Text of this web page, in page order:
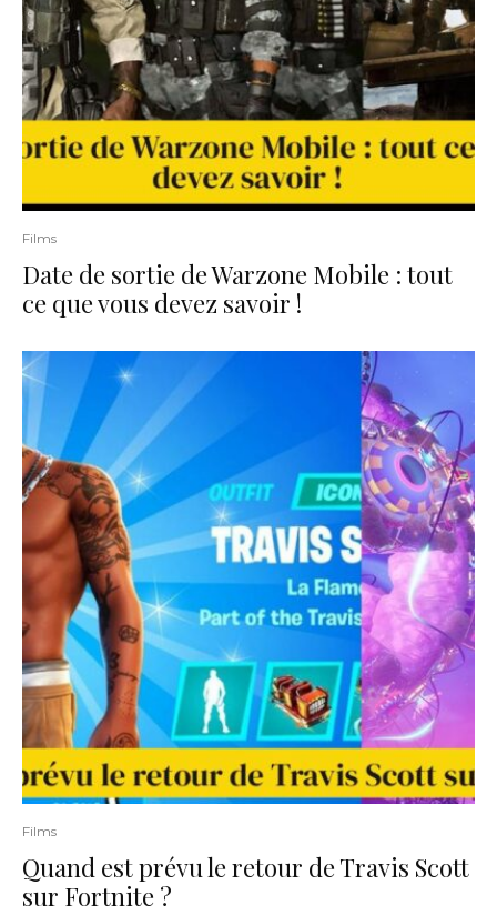
Films
Date de sortie de Warzone Mobile : tout
ce que vous devez savoir !
Films
Quand est prévu le retour de Travis Scott
sur Fortnite ?